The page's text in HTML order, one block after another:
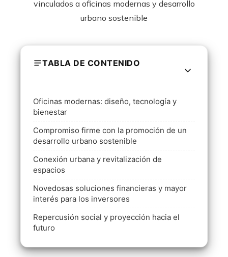
TABLA DE CONTENIDO
Oficinas modernas: diseño, tecnología y
bienestar
Compromiso firme con la promoción de un
desarrollo urbano sostenible
Conexión urbana y revitalización de
espacios
Novedosas soluciones financieras y mayor
interés para los inversores
Repercusión social y proyección hacia el
futuro